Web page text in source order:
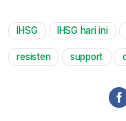
IHSG IHSG hari ini
resisten support